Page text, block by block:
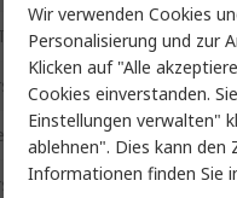
2 x 6 V ac
Ausgänge
2.5A
Wir verwenden Cookies
Personalisierung und zur
Klicken auf "Alle
Cookies einverstanden.
Einstellungen verwalten"
ablehnen". Dies kann
Informationen finden Sie